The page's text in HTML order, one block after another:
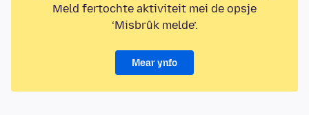
Meld fertochte aktiviteit mei de opsje
‘Misbrûk melde’.
Mear ynfo